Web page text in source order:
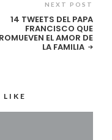
NEXT POST
14 TWEETS DEL PAPA
FRANCISCO QUE
EL AMOR DE
LA FAMILIA
LIKE